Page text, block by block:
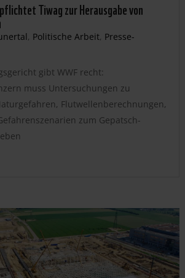
Tiwag zur Herausgabe von
, Politische Arbeit, Presse-
gibt WWF recht:
muss Untersuchungen zu
Flutwellenberechnungen,
zum Gepatsch-